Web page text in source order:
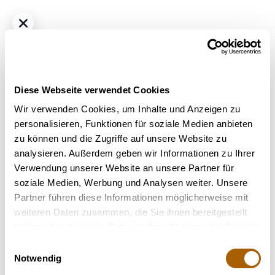
Diese Webseite verwendet Cookies
Wir verwenden Cookies, um Inhalte und Anzeigen zu
personalisieren, Funktionen für soziale Medien anbieten
zu können und die Zugriffe auf unsere Website zu
analysieren. Außerdem geben wir Informationen zu Ihrer
Verwendung unserer Website an unsere Partner für
soziale Medien, Werbung und Analysen weiter. Unsere
Partner führen diese Informationen möglicherweise mit
weiteren Daten zusammen, die Sie ihnen bereitgestellt
Notwendig
Hybrid THC21% CBD1%
enua 22/1 BCP CA
Bestrahlung: Unbestrahlt
Strain: Black Cherry Punch
Terpene: Beta-Caryophyllen, Beta-Myrcen, D-Limonen,
Hilft bei: Stress, Depressionen, Schlafstörung, ADHS